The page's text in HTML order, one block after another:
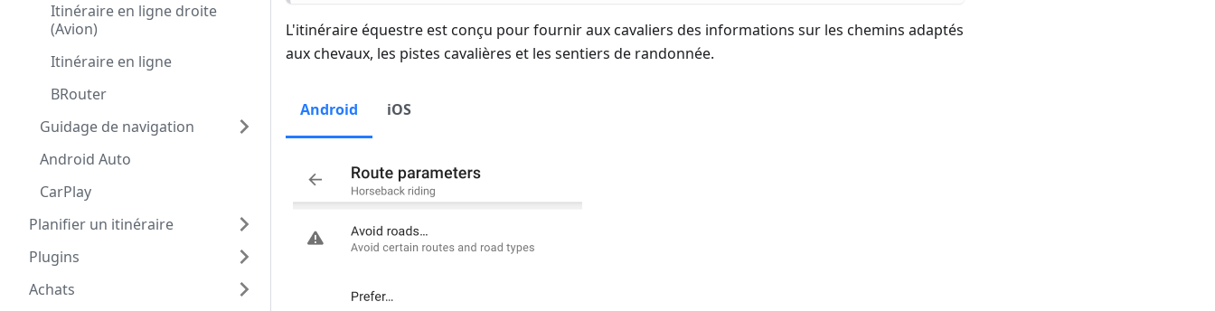
Itinéraire en ligne droite
(Avion)
Itinéraire en ligne
BRouter
Guidage de navigation
Android Auto
CarPlay
Planifier un itinéraire
Plugins
Achats
L'itinéraire équestre est conçu pour fournir aux cavaliers des informations sur les chemins adaptés
aux chevaux, les pistes cavalières et les sentiers de randonnée.
Android iOS